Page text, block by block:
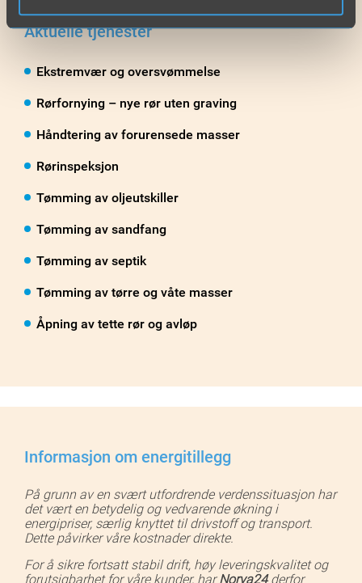
Aktuelle tjenester
Ekstremvær og oversvømmelse
Rørfornying – nye rør uten graving
Håndtering av forurensede masser
Rørinspeksjon
Tømming av oljeutskiller
Tømming av sandfang
Tømming av septik
Tømming av tørre og våte masser
Åpning av tette rør og avløp
Informasjon om energitillegg
På grunn av en svært utfordrende verdenssituasjon har
det vært en betydelig og vedvarende økning i
energipriser, særlig knyttet til drivstoff og transport.
Dette påvirker våre kostnader direkte.
For å sikre fortsatt stabil drift, høy leveringskvalitet og
forutsigbarhet for våre kunder, harNorva24derfor